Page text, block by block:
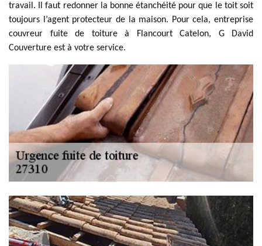
travail. Il faut redonner la bonne étanchéité pour que le toit soit
toujours l’agent protecteur de la maison. Pour cela, entreprise
couvreur fuite de toiture à Flancourt Catelon, G David
Couverture est à votre service.